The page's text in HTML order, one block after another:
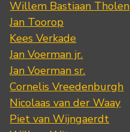
Willem Bastiaan Tholen
Jan Toorop
Kees Verkade
Jan Voerman jr.
Jan Voerman sr.
Cornelis Vreedenburgh
Nicolaas van der Waay
Piet van Wijngaerdt